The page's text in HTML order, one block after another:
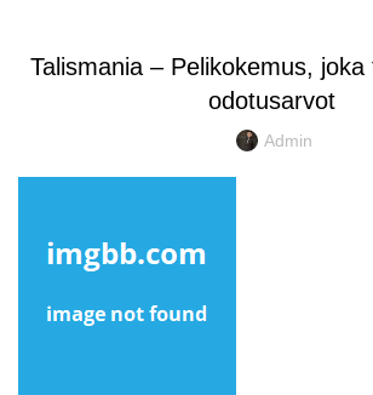
Talismania – Pelikokemus,
odotusarvot
Admin